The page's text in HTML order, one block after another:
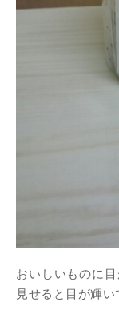
おいしいものに
見せると目が輝